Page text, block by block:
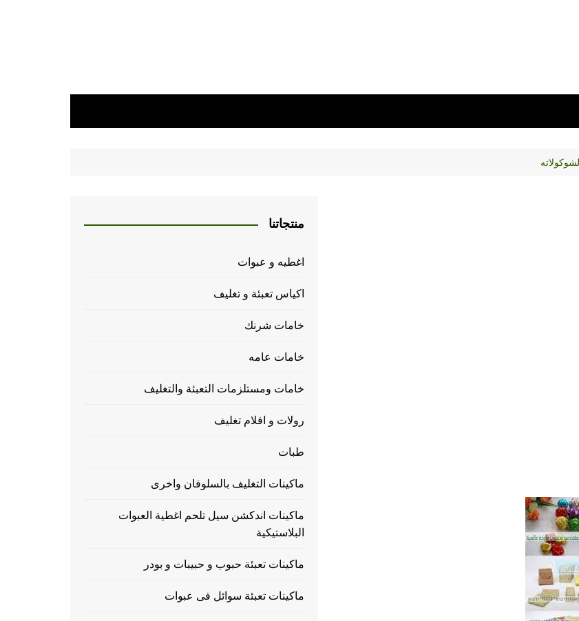
منتجاتنا
اغطيه و عبوات
اكياس تعبئة و تغليف
خامات شرنك
خامات عامه
خامات ومستلزمات التعبئة والتغليف
رولات و افلام تغليف
طبات
ماكينات التغليف بالسلوفان واخرى
ماكينات اندكشن سيل تلحم اغطية العبوات
البلاستيكية
ماكينات تعبئة حبوب و حبيبات و بودر
ماكينات تعبئة سوائل فى عبوات